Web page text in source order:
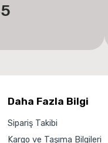
Daha Fazla Bilgi
Sipariş Takibi
Kargo ve Taşıma Bilgileri